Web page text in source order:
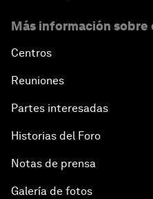
Más información sobre
Centros
Reuniones
Partes interesadas
Historias del Foro
Notas de prensa
Galería de fotos